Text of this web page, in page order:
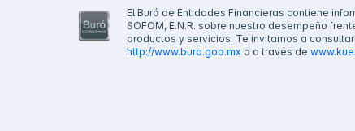
El Buró de Entidades Financieras contiene
SOFOM, E.N.R. sobre nuestro desempeño
productos y servicios. Te invitamos a
http://www.buro.gob.mx o a través de